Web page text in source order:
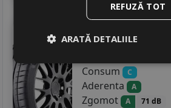
MichelinPs4 s
Consum
C
Aderenta A
Zgomot A 71 dB
REFUZĂ TOT
ARATĂ DETALIILE